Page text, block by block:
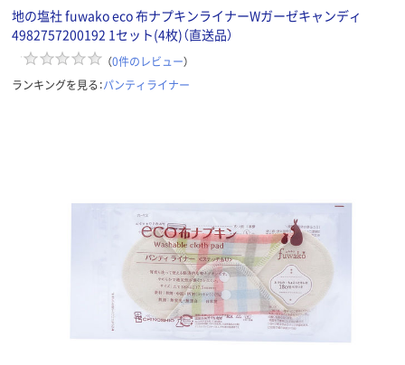
地の塩社 fuwako eco 布ナプキンライナーWガーゼキャンディ
4982757200192 1セット(4枚)（直送品）
（0件のレビュー）
ランキングを見る：パンティライナー